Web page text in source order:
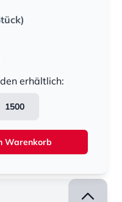
erhältlich:
1500
Warenkorb